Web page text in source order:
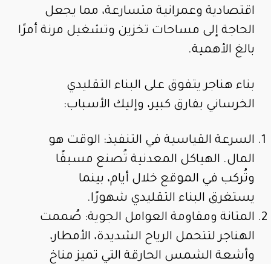
اقتصادية وعمرانية متسارعة، مما يجعل
الحاجة إلى مساحات تخزين وتشغيل مرنة أمرًا
بالغ الأهمية.
بناء هناجر يتفوق على البناء التقليدي
الخرساني بفارق كبير، وإليك الأسباب:
السرعة القياسية في التنفيذ: الوقت هو
المال. الهياكل المعدنية تُصنع مسبقًا
وتُركب في الموقع خلال أيام، بينما
يستغرق البناء التقليدي شهورًا.
المتانة ومقاومة العوامل الجوية: صُممت
الهناجر لتتحمل الرياح الشديدة، الأمطار،
وأشعة الشمس الحارقة التي تميز مناخ